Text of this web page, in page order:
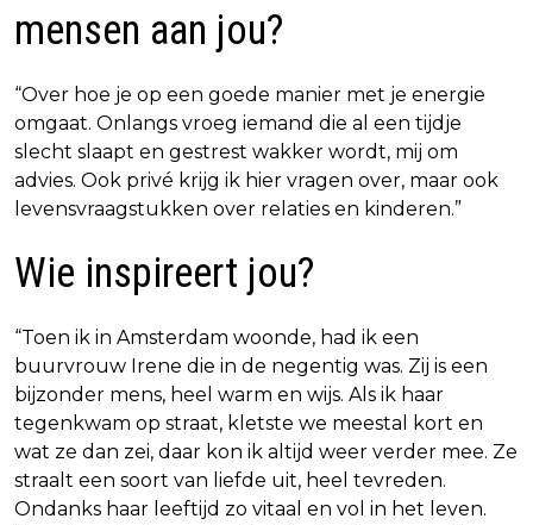
mensen aan jou?
“Over hoe je op een goede manier met je energie
omgaat. Onlangs vroeg iemand die al een tijdje
slecht slaapt en gestrest wakker wordt, mij om
advies. Ook privé krijg ik hier vragen over, maar ook
levensvraagstukken over relaties en kinderen.”
Wie inspireert jou?
“Toen ik in Amsterdam woonde, had ik een
buurvrouw Irene die in de negentig was. Zij is een
bijzonder mens, heel warm en wijs. Als ik haar
tegenkwam op straat, kletste we meestal kort en
wat ze dan zei, daar kon ik altijd weer verder mee. Ze
straalt een soort van liefde uit, heel tevreden.
Ondanks haar leeftijd zo vitaal en vol in het leven.